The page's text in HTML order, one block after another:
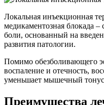
Локальная инъекционная
медикаментозная блокада
боли, основанный на
развития патологии.
Помимо обезболивающего
воспаление и отечность,
уменьшает мышечный
Преимущества